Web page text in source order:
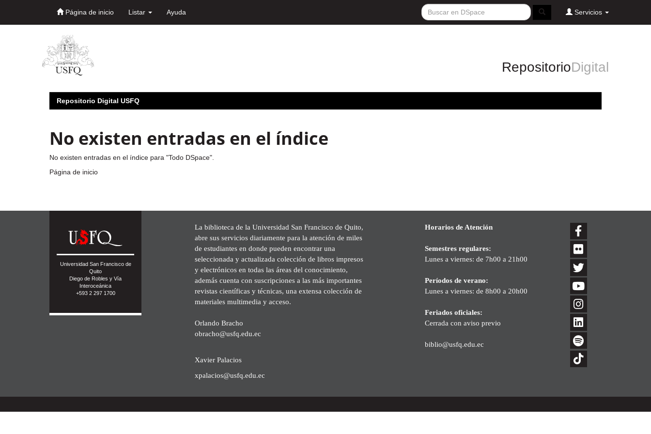
Página de inicio Listar Ayuda Servicios
RepositorioDigital
Repositorio Digital USFQ
No existen entradas en el índice
No existen entradas en el índice para "Todo DSpace".
Página de inicio
Universidad San Francisco de
Quito
Diego de Robles y Vía
Interoceánica
+593 2 297 1700
La biblioteca de la Universidad San Francisco de Quito,
abre sus servicios diariamente para la atención de miles
de estudiantes en donde pueden encontrar una
seleccionada y actualizada colección de libros impresos
y electrónicos en todas las áreas del conocimiento,
además cuenta con suscripciones a las más importantes
revistas científicas y técnicas, una extensa colección de
materiales multimedia y acceso.
Orlando Bracho
obracho@usfq.edu.ec
Xavier Palacios
xpalacios@usfq.edu.ec
Horarios de Atención
Semestres regulares:
Lunes a viernes: de 7h00 a 21h00
Períodos de verano:
Lunes a viernes: de 8h00 a 20h00
Feriados oficiales:
Cerrada con aviso previo
biblio@usfq.edu.ec